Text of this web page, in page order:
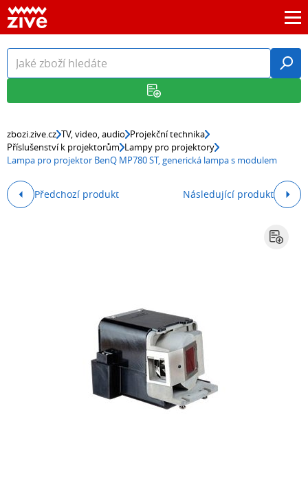
zbozi.zive.cz TV, video, audio Projekční technika
Příslušenství k projektorům Lampy pro projektory
Lampa pro projektor BenQ MP780 ST, generická lampa s modulem
Předchozí produkt Následující produkt